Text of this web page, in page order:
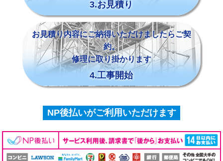
3.お見積り
お見積り内容にご納得いただけましたらご契
約。
修理に取り掛かります
4.工事開始
NP後払いがご利用いただけます